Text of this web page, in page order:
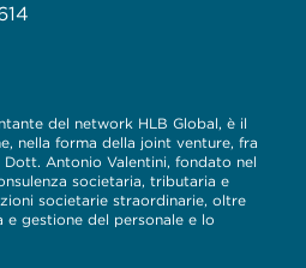
del network HLB Global, è il
nella forma della joint venture, fra
Antonio Valentini, fondato nel
societaria, tributaria e
societarie straordinarie, oltre
gestione del personale e lo